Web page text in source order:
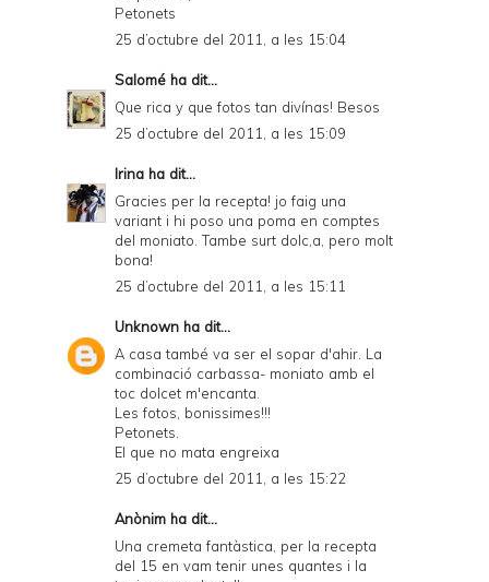
Petonets
25 d’octubre del 2011, a les 15:04
Salomé ha dit...
Que rica y que fotos tan divínas! Besos
25 d’octubre del 2011, a les 15:09
Irina ha dit...
Gracies per la recepta! jo faig una
variant i hi poso una poma en comptes
del moniato. Tambe surt dolc,a, pero molt
bona!
25 d’octubre del 2011, a les 15:11
Unknown ha dit...
A casa també va ser el sopar d'ahir. La
combinació carbassa- moniato amb el
toc dolcet m'encanta.
Les fotos, bonissimes!!!
Petonets.
El que no mata engreixa
25 d’octubre del 2011, a les 15:22
Anònim ha dit...
Una cremeta fantàstica, per la recepta
del 15 en vam tenir unes quantes i la